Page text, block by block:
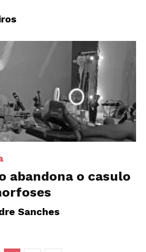
abandona o casulo
Sanches